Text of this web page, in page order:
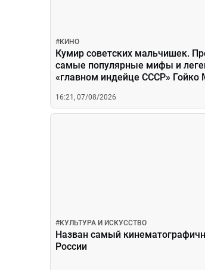
#КИНО
Кумир советских мальчишек.
самые популярные мифы и
«главном индейце СССР» Гойко
16:21, 07/08/2026
#КУЛЬТУРА И ИСКУССТВО
Назван самый
России